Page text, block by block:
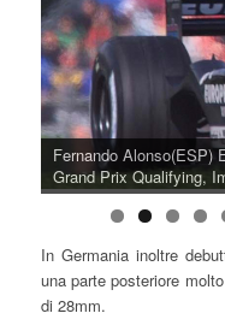
Tarso Marques(BRA)
Grand Prix, Imola 15
In Germania inoltre
una parte posteriore
di 28mm.